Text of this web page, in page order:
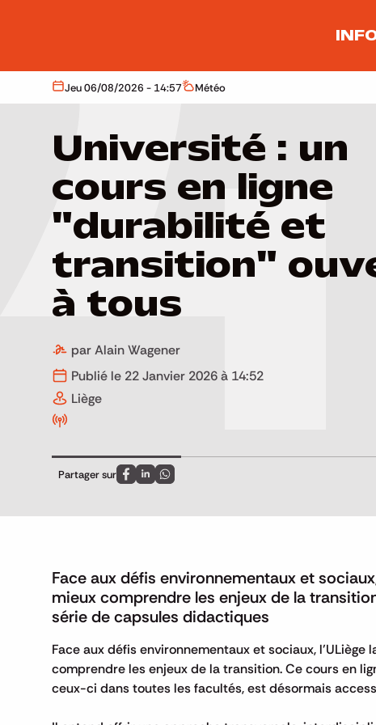
Aujourd'hui
Jeu 06/08/2026 - 14:57 Météo
Météo
Université : un
cours en ligne
"durabilité et
transition"
à tous
par Alain Wagener
Publié le 22 Janvier 2026 à 14:52
Liège
Partager sur
Partagez sur FaceBook
Partagez sur LinkedIn
Partagez sur Whatsapp
Face aux défis environnementaux et
mieux comprendre les enjeux de la
série de capsules didactiques
Face aux défis environnementaux et sociaux,
comprendre les enjeux de la transition. Ce cours en
ceux-ci dans toutes les facultés, est désormais